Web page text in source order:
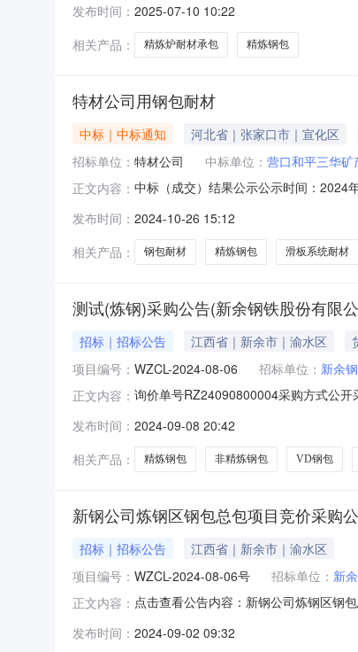
20003精炼炉耐材承包（单包）见附件
发布时间： 2025-07-10 10:22
相关产品：
精炼炉耐材承包 精炼钢包
特材公司用钢包耐材
中标｜中标通知 河北省｜张家口市｜宣化区
招标单位： 特材公司 中标单位： 营口和平三华矿
正文内容： 中标（成交）结果公示公示时间：2024
半年1、发布公告的媒介本次招标（采
发布时间： 2024-10-26 15:12
相关产品：
钢包耐材 精炼钢包 滑板系统耐材
测试(炼钢)采购公告(新余钢铁股份有限
招标｜招标公告 江西省｜新余市｜渝水区
项目编号： WZCL-2024-08-06 招标单位： 新余
正文内容： 询价单号RZ24090800004采购方式公
2024-09-20钢一区钢包总包（VD钢包）
发布时间： 2024-09-08 20:42
相关产品：
精炼钢包 非精炼钢包 VD钢包
新钢公司炼钢区钢包总包项目竞价采购
招标｜招标公告
江西省｜新余市｜渝水区
项目编号： WZCL-2024-08-06号 招标单位： 新
正文内容： 点击查看公告内容：新钢公司炼钢区钢
价采购。此次竞价采购的炼钢区钢包总
发布时间： 2024-09-02 09:32